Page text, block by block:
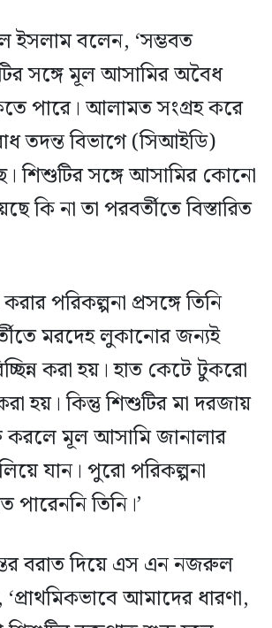
বলেন, ‘সম্ভবত
সঙ্গে মূল আসামির অবৈধ
পারে। আলামত সংগ্রহ করে
তদন্ত বিভাগে (সিআইডি)
শিশুটির সঙ্গে আসামির কোনো
কি না তা পরবর্তীতে বিস্তারিত
পরিকল্পনা প্রসঙ্গে তিনি
মরদেহ লুকানোর জন্যই
করা হয়। হাত কেটে টুকরো
হয়। কিন্তু শিশুটির মা দরজায়
করলে মূল আসামি জানালার
যান। পুরো পরিকল্পনা
পারেননি তিনি।’
বরাত দিয়ে এস এন নজরুল
আমাদের ধারণা,